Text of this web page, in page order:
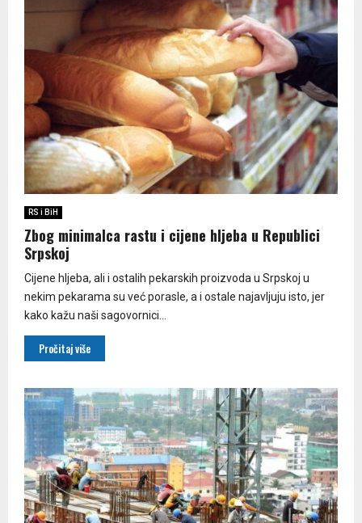
RS i BiH
Zbog minimalca rastu i cijene hljeba u Republici
Srpskoj
Cijene hljeba, ali i ostalih pekarskih proizvoda u Srpskoj u
nekim pekarama su već porasle, a i ostale najavljuju isto, jer
kako kažu naši sagovornici...
Pročitaj više